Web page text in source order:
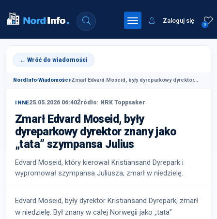
0
Zaloguj się
← Wróć do wiadomości
NordInfo›Wiadomości›Zmarł Edvard Moseid, były dyreparkowy dyrektor...
INNE25.05.2026 06:40Źródło: NRK Toppsaker
Zmarł Edvard Moseid, były
dyreparkowy dyrektor znany jako
„tata” szympansa Julius
Edvard Moseid, który kierował Kristiansand Dyrepark i
wypromował szympansa Juliusza, zmarł w niedzielę.
Edvard Moseid, były dyrektor Kristiansand Dyrepark, zmarł
w niedzielę. Był znany w całej Norwegii jako „tata”